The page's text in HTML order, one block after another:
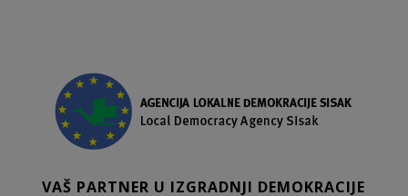
VAŠ PARTNER U IZGRADNJI DEMOKRACIJE